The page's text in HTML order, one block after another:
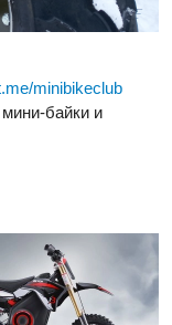
minibikeclub
байки и